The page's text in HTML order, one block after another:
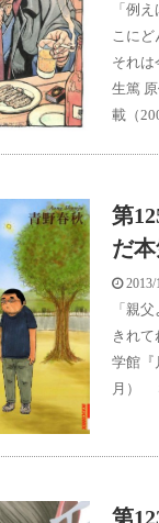
「例
こにど
それ
生篤
載（
第
だ
2013/
「親
きれ
学館『
月）
第